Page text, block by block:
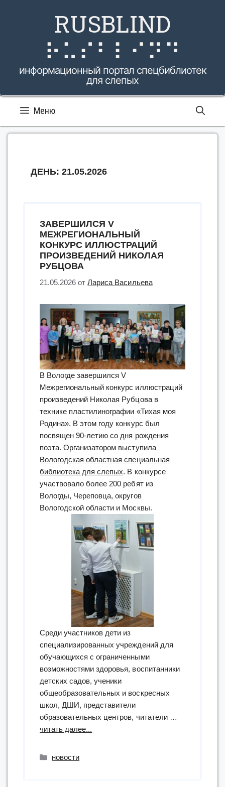
RUSBLIND
⠗⠥⠎⠃⠇⠊⠝⠙
информационный портал спецбиблиотек
для слепых
Меню
ДЕНЬ: 21.05.2026
ЗАВЕРШИЛСЯ V
МЕЖРЕГИОНАЛЬНЫЙ
КОНКУРС ИЛЛЮСТРАЦИЙ
ПРОИЗВЕДЕНИЙ НИКОЛАЯ
РУБЦОВА
21.05.2026 отЛариса Васильева
В Вологде завершился V
Межрегиональный конкурс иллюстраций
произведений Николая Рубцова в
технике пластилинографии «Тихая моя
Родина». В этом году конкурс был
посвящен 90-летию со дня рождения
поэта. Организатором выступила
Вологодская областная специальная
библиотека для слепых. В конкурсе
участвовало более 200 ребят из
Вологды, Череповца, округов
Вологодской области и Москвы.
Среди участников дети из
специализированных учреждений для
обучающихся с ограниченными
возможностями здоровья, воспитанники
детских садов, ученики
общеобразовательных и воскресных
школ, ДШИ, представители
образовательных центров, читатели …
читать далее...
Рубрики
новости